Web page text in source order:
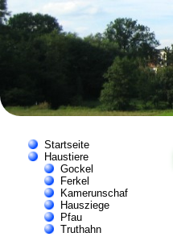
Startseite
Haustiere
Gockel
Ferkel
Kamerunschaf
Hausziege
Pfau
Truthahn